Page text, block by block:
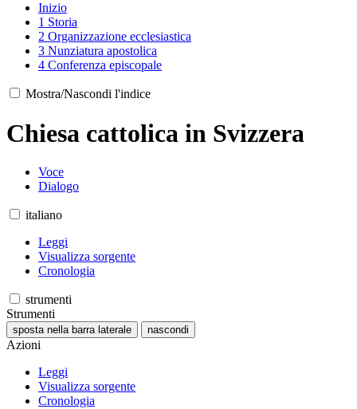
Inizio
1 Storia
2 Organizzazione ecclesiastica
3 Nunziatura apostolica
4 Conferenza episcopale
Mostra/Nascondi l'indice
Chiesa cattolica in Svizzera
Voce
Dialogo
italiano
Leggi
Visualizza sorgente
Cronologia
strumenti
Strumenti
sposta nella barra laterale nascondi
Azioni
Leggi
Visualizza sorgente
Cronologia